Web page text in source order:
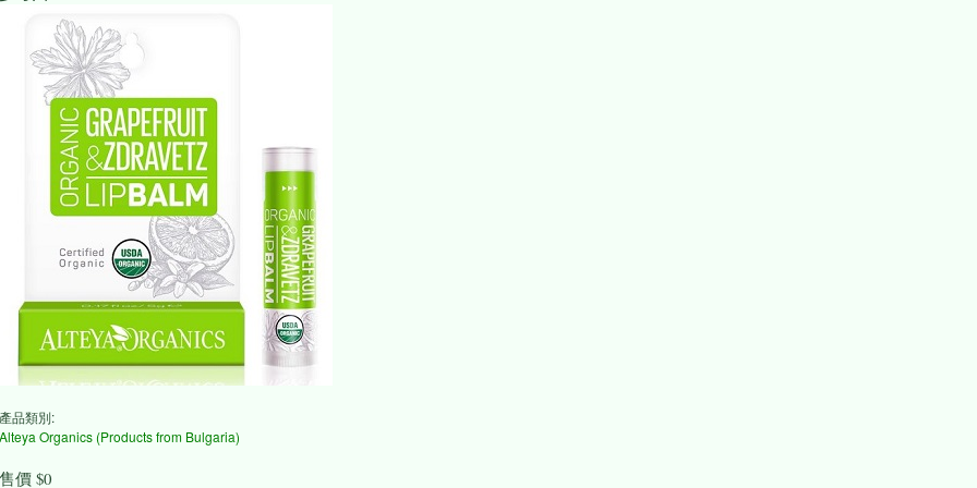
產品類別:
Alteya Organics (Products from Bulgaria)
售價 $0